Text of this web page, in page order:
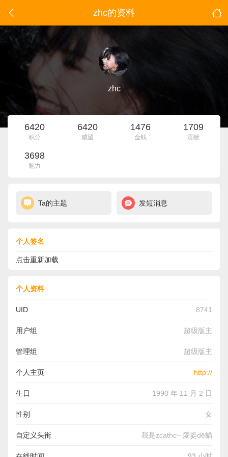
zhc的资料
zhc
6420
积分
6420
威望
1476
金钱
1709
贡献
3698
魅力
Ta的主题 发短消息
个人签名
点击重新加载
个人资料
UID 8741
用户组 超级版主
管理组 超级版主
个人主页 http://
生日 1990 年 11 月 2 日
性别 女
自定义头衔 我是zcathc~ 愛姿dē貓